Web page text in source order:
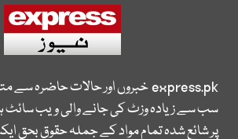
express.pkخبروں اور حالات حاضرہ سے
سب سے زیادہ وزٹ کی جانے والی ویب
پر شائع شدہ تمام مواد کے جملہ حقوق بحق